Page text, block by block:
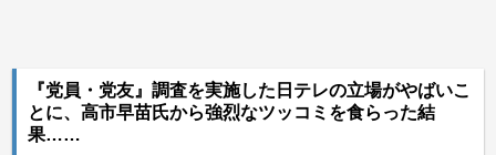
『党員・党友』調査を実施した日テレの立場がやばいこ
とに、高市早苗氏から強烈なツッコミを食らった結
果……